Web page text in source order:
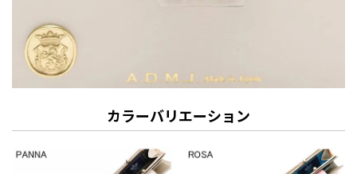
カラーバリエーション